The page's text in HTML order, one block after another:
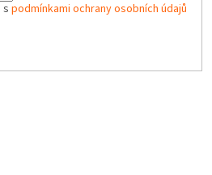
s podmínkami ochrany osobních údajů